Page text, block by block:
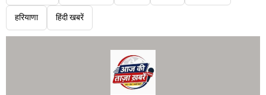
हरियाणा हिंदी खबरें